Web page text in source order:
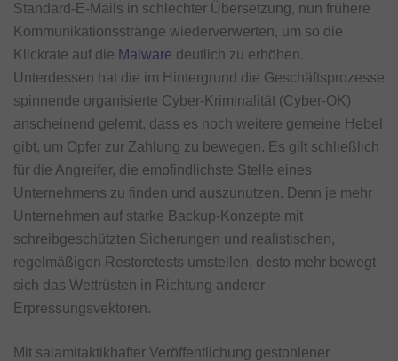
Standard-E-Mails in schlechter Übersetzung, nun frühere
Kommunikationsstränge wiederverwerten, um so die
Klickrate auf die Malware deutlich zu erhöhen.
Unterdessen hat die im Hintergrund die Geschäftsprozesse
spinnende organisierte Cyber-Kriminalität (Cyber-OK)
anscheinend gelernt, dass es noch weitere gemeine Hebel
gibt, um Opfer zur Zahlung zu bewegen. Es gilt schließlich
für die Angreifer, die empfindlichste Stelle eines
Unternehmens zu finden und auszunutzen. Denn je mehr
Unternehmen auf starke Backup-Konzepte mit
schreibgeschützten Sicherungen und realistischen,
regelmäßigen Restoretests umstellen, desto mehr bewegt
sich das Wettrüsten in Richtung anderer
Erpressungsvektoren.
Mit salamitaktikhafter Veröffentlichung gestohlener